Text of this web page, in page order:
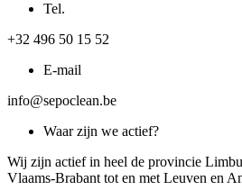
Tel.
+32 496 50 15 52
E-mail
info@sepoclean.be
Waar zijn we actief?
Wij zijn actief in heel de provincie
Vlaams-Brabant tot en met Leuven en